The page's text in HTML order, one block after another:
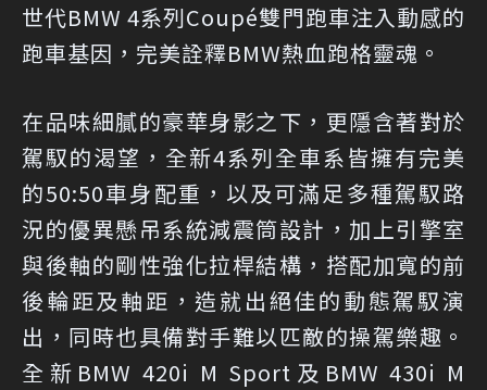
世代BMW 4系列Coupé雙門跑車注入動感的
跑車基因，完美詮釋BMW熱血跑格靈魂。
在品味細膩的豪華身影之下，更隱含著對於
駕馭的渴望，全新4系列全車系皆擁有完美
的50:50車身配重，以及可滿足多種駕馭路
況的優異懸吊系統減震筒設計，加上引擎室
與後軸的剛性強化拉桿結構，搭配加寬的前
後輪距及軸距，造就出絕佳的動態駕馭演
出，同時也具備對手難以匹敵的操駕樂趣。
全新BMW 420i M Sport及BMW 430i M